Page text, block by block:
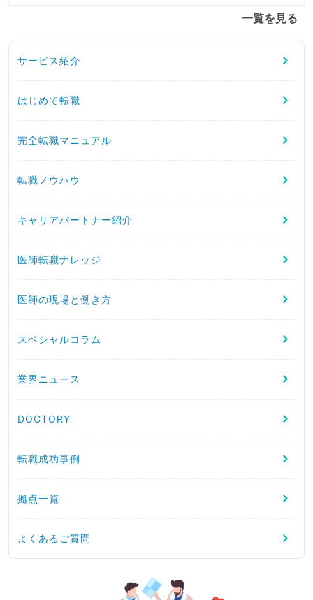
一覧を見る
サービス紹介
はじめて転職
完全転職マニュアル
転職ノウハウ
キャリアパートナー紹介
医師転職ナレッジ
医師の現場と働き方
スペシャルコラム
業界ニュース
DOCTORY
転職成功事例
拠点一覧
よくあるご質問